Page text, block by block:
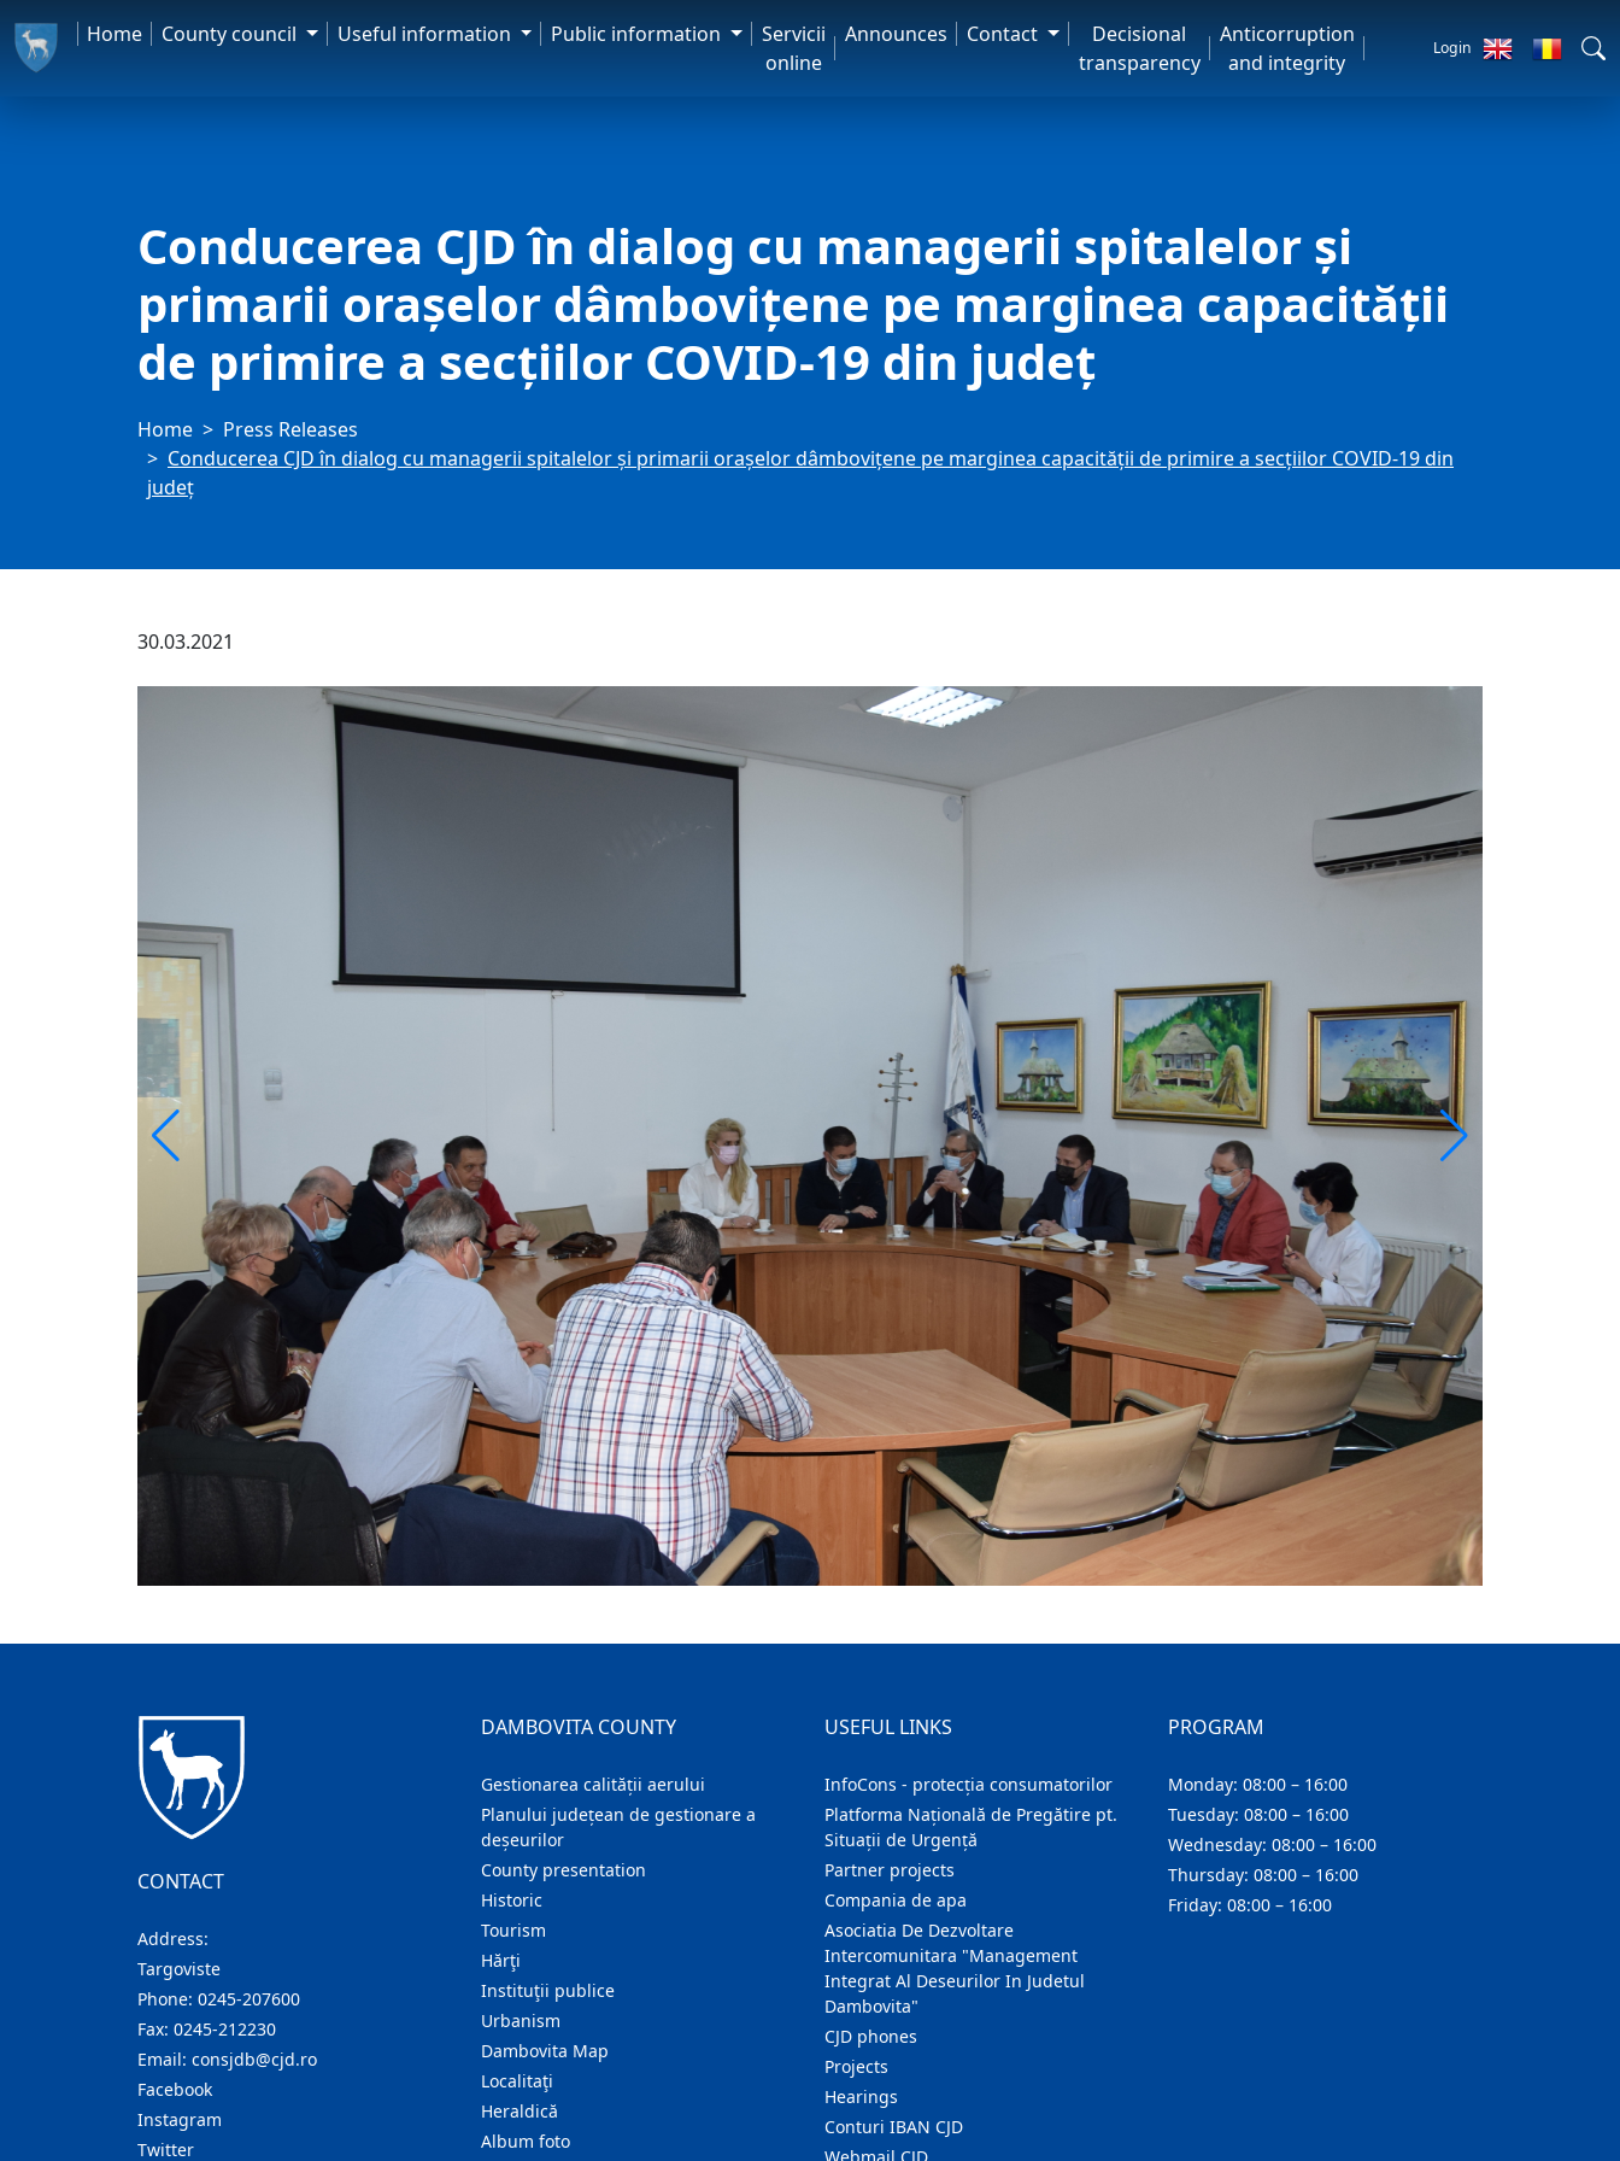
Home County council Useful information Public information
Servicii
online
Announces Contact
Decisional
transparency
Anticorruption
and integrity
Login
Conducerea CJD în dialog cu managerii spitalelor și
primarii orașelor dâmbovițene pe marginea capacității
de primire a secțiilor COVID-19 din județ
Home
Press Releases
Conducerea CJD în dialog cu managerii spitalelor și primarii orașelor dâmbovițene pe marginea capacității de primire a secțiilor COVID-19 din
județ
30.03.2021
CONTACT
Address:
Targoviste
Phone: 0245-207600
Fax: 0245-212230
Email: consjdb@cjd.ro
Facebook
Instagram
Twitter
DAMBOVITA COUNTY
Gestionarea calității aerului
Planului județean de gestionare a
deșeurilor
County presentation
Historic
Tourism
Hărţi
Instituţii publice
Urbanism
Dambovita Map
Localitaţi
Heraldică
Album foto
USEFUL LINKS
InfoCons - protecția consumatorilor
Platforma Națională de Pregătire pt.
Situații de Urgență
Partner projects
Compania de apa
Asociatia De Dezvoltare
Intercomunitara "Management
Integrat Al Deseurilor In Judetul
Dambovita"
CJD phones
Projects
Hearings
Conturi IBAN CJD
PROGRAM
Monday: 08:00 – 16:00
Tuesday: 08:00 – 16:00
Wednesday: 08:00 – 16:00
Thursday: 08:00 – 16:00
Friday: 08:00 – 16:00